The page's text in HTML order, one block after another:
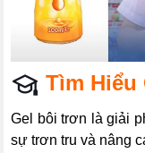
Tìm Hiểu
Gel bôi trơn là giải
sự trơn tru và nâng